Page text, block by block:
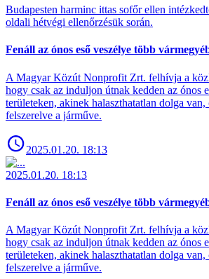
Budapesten harminc ittas sofőr ellen
oldali hétvégi ellenőrzésük során.
Fenáll az ónos eső veszélye több
A Magyar Közút Nonprofit Zrt. felhívja a
hogy csak az induljon útnak kedden az ónos
területeken, akinek halaszthatatlan dolga
felszerelve a járműve.
2025.01.20. 18:13
2025.01.20. 18:13
Fenáll az ónos eső veszélye több
A Magyar Közút Nonprofit Zrt. felhívja a
hogy csak az induljon útnak kedden az ónos
területeken, akinek halaszthatatlan dolga
felszerelve a járműve.